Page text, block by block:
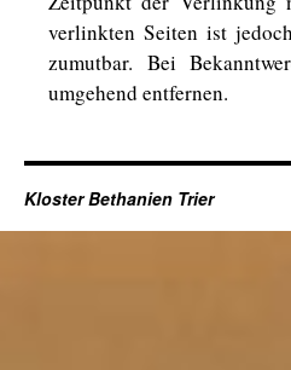
verlinkten Seiten ist
zumutbar. Bei
umgehend entfernen.
Kloster Bethanien Trier